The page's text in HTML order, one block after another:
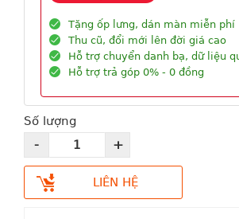
Tặng ốp lưng, dán màn miễn phí
Thu cũ, đổi mới lên đời giá cao
Hỗ trợ chuyển danh bạ, dữ liệu
Hỗ trợ trả góp 0% - 0 đồng
Số lượng
LIÊN HỆ